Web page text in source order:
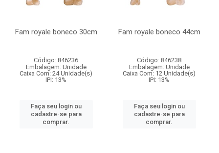
Fam royale boneco 30cm
Código: 846236
Embalagem: Unidade
Caixa Com: 24 Unidade(s)
IPI: 13%
Faça seu login ou
cadastre-se para
comprar.
Fam royale boneco 44cm
Código: 846238
Embalagem: Unidade
Caixa Com: 12 Unidade(s)
IPI: 13%
Faça seu login ou
cadastre-se para
comprar.